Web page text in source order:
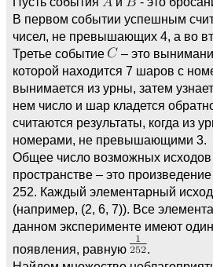
В первом событии успешным
чисел, не превышающих 4, а во
Третье событие
– это
которой находится 7 шаров с
вынимается из урны, затем
нем число и шар кладется
считаются результаты, когда из
номерами, не превышающими 3.
Общее число возможных исходов
пространстве – это
252. Каждый элементарный исход
(например, (2, 6, 7)). Все
данном эксперименте имеют
появления, равную
.